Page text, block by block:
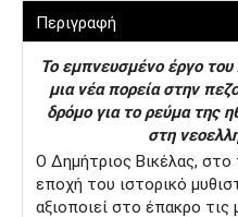
Περιγραφή
Το εµπνευσµένο έργο
µια νέα πορεία στην
δρόµο για το ρεύµα της
στη
Ο Δημήτριος Βικέλας,
εποχή του ιστορικό
αξιοποιεί στο έπακρο